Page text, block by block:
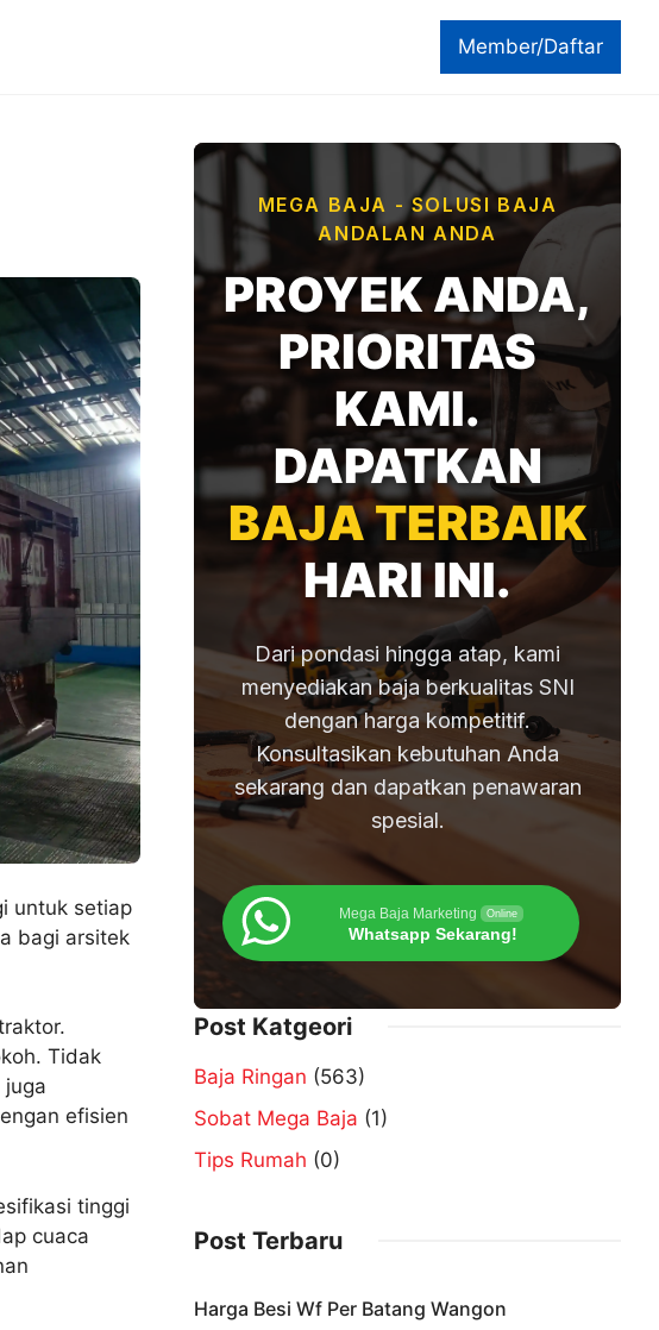
Member/Daftar
untuk setiap
bagi arsitek
Tidak
juga
efisien
tinggi
cuaca
MEGA BAJA - SOLUSI BAJA
ANDALAN ANDA
PROYEK ANDA,
PRIORITAS
KAMI.
DAPATKAN
BAJA TERBAIK
HARI INI.
Dari pondasi hingga atap, kami
menyediakan baja berkualitas SNI
dengan harga kompetitif.
Konsultasikan kebutuhan Anda
sekarang dan dapatkan penawaran
spesial.
Mega Baja Marketing Online
Whatsapp Sekarang!
Post Katgeori
Baja Ringan (563)
Sobat Mega Baja (1)
Tips Rumah (0)
Post Terbaru
Harga Besi Wf Per Batang Wangon